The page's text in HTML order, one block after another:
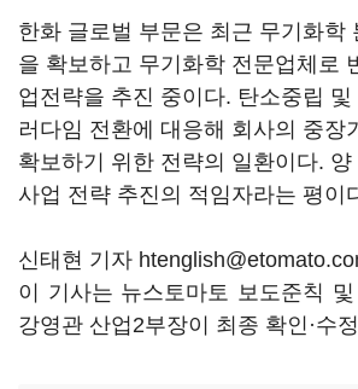
한화 글로벌 부문은 최근 무기화학
을 확보하고 무기화학 전문업체로
업전략을 추진 중이다. 탄소중립 및
러다임 전환에 대응해 회사의 중장
확보하기 위한 전략의 일환이다.
사업 전략 추진의 적임자라는 평이
신태현 기자
이 기사는 뉴스토마토 보도준칙
강영관 산업2부장이 최종 확인·수